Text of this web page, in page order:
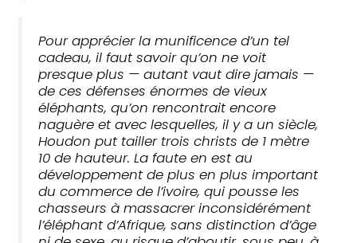
Pour apprécier la munificence d’un tel
cadeau, il faut savoir qu’on ne voit
presque plus — autant vaut dire jamais —
de ces défenses énormes de vieux
éléphants, qu’on rencontrait encore
naguère et avec lesquelles, il y a un siècle,
Houdon put tailler trois christs de 1 mètre
10 de hauteur. La faute en est au
développement de plus en plus important
du commerce de l’ivoire, qui pousse les
chasseurs à massacrer inconsidérément
l’éléphant d’Afrique, sans distinction d’âge